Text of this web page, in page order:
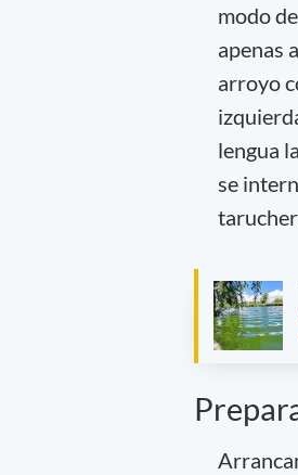
modo
apenas
arroyo
lengua
se